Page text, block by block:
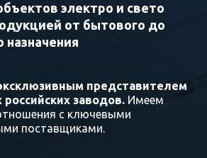
электро и свето
от бытового до
представителем
российских заводов. Имеем
с ключевыми
поставщиками.